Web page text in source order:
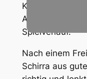
Karte in der 35.
Aktion für
Spielverlauf.
Nach einem
Schirra aus